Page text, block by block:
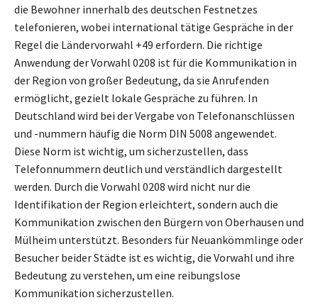
die Bewohner innerhalb des deutschen Festnetzes
telefonieren, wobei international tätige Gespräche in der
Regel die Ländervorwahl +49 erfordern. Die richtige
Anwendung der Vorwahl 0208 ist für die Kommunikation in
der Region von großer Bedeutung, da sie Anrufenden
ermöglicht, gezielt lokale Gespräche zu führen. In
Deutschland wird bei der Vergabe von Telefonanschlüssen
und -nummern häufig die Norm DIN 5008 angewendet.
Diese Norm ist wichtig, um sicherzustellen, dass
Telefonnummern deutlich und verständlich dargestellt
werden. Durch die Vorwahl 0208 wird nicht nur die
Identifikation der Region erleichtert, sondern auch die
Kommunikation zwischen den Bürgern von Oberhausen und
Mülheim unterstützt. Besonders für Neuankömmlinge oder
Besucher beider Städte ist es wichtig, die Vorwahl und ihre
Bedeutung zu verstehen, um eine reibungslose
Kommunikation sicherzustellen.